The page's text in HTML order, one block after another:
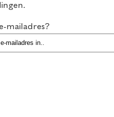
mailadres?